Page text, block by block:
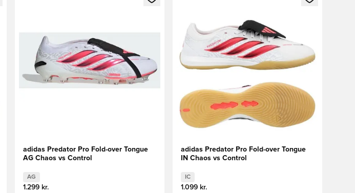
adidas Predator Pro Fold-over Tongue
AG Chaos vs Control
AG
1.299 kr.
adidas Predator Pro Fold-over Tongue
IN Chaos vs Control
IC
1.099 kr.